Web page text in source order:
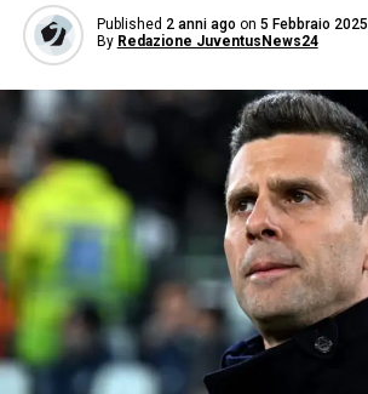
Published 2 anni ago on 5 Febbraio 2025
By Redazione JuventusNews24